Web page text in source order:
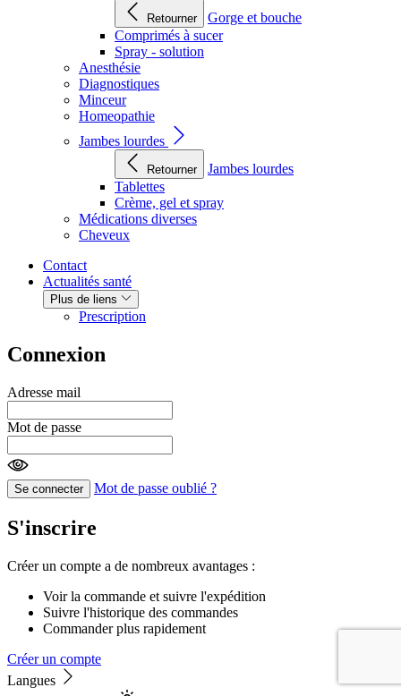
Retourner
Gorge et bouche
Comprimés à sucer
Spray - solution
Anesthésie
Diagnostiques
Minceur
Homeopathie
Jambes lourdes
Retourner
Jambes lourdes
Tablettes
Crème, gel et spray
Médications diverses
Cheveux
Contact
Actualités santé
Plus de liens
Prescription
Connexion
Adresse mail
Mot de passe
Se connecter Mot de passe oublié ?
S'inscrire
Créer un compte a de nombreux avantages :
Voir la commande et suivre l'expédition
Suivre l'historique des commandes
Commander plus rapidement
Créer un compte
Langues